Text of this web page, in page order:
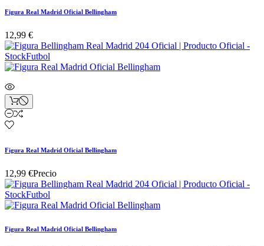
Figura Real Madrid Oficial Bellingham
12,99 €
Figura Real Madrid Oficial Bellingham
12,99 €Precio
Figura Real Madrid Oficial Bellingham